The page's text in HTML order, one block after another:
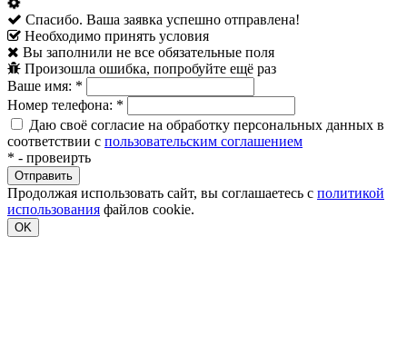
Спасибо. Ваша заявка успешно отправлена!
Необходимо принять условия
Вы заполнили не все обязательные поля
Произошла ошибка, попробуйте ещё раз
Ваше имя: *
Номер телефона: *
Даю своё согласие на обработку персональных данных в
соответствии с пользовательским соглашением
* - провеирть
Продолжая использовать сайт, вы соглашаетесь с политикой
использования файлов cookie.
OK